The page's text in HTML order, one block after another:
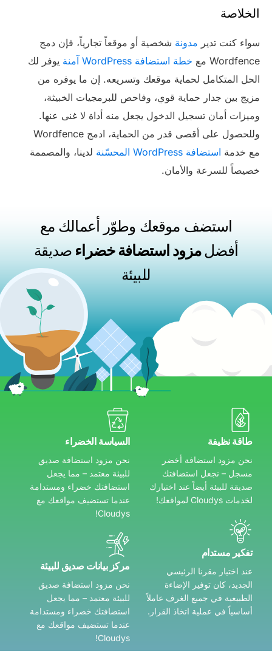
الخلاصة
سواء كنت تدير مدونة شخصية أو موقعاً تجارياً، فإن دمج
Wordfence مع
خطة استضافة WordPress آمنة
يوفر لك
الحل المتكامل لحماية موقعك وتسريعه. إن ما يوفره من
مزيج بين جدار حماية قوي، وفاحص للبرمجيات الخبيثة،
وميزات أمان تسجيل الدخول يجعل منه أداة لا غنى عنها.
وللحصول على أقصى قدر من الحماية، ادمج Wordfence
مع خدمة استضافة WordPress المحسّنة
لدينا، والمصممة
خصيصاً للسرعة والأمان.
استضف موقعك وطوّر أعمالك مع
أفضل مزود استضافة خضراء صديقة
للبيئة
طاقة نظيفة
نحن مزود استضافة أخضر
مسجل – نجعل استضافتك
صديقة للبيئة أيضاً عند اختيارك
لخدمات Cloudys لمواقعك!
تفكير مستدام
عند اختيار مقرنا الرئيسي
الجديد، كان توفير الإضاءة
الطبيعية في جميع الغرف عاملاً
أساسياً في عملية اتخاذ القرار.
السياسة الخضراء
نحن مزود استضافة صديق
للبيئة معتمد – مما يجعل
استضافتك خضراء ومستدامة
عندما تستضيف مواقعك مع
Cloudys!
مركز بيانات صديق للبيئة
نحن مزود استضافة صديق
للبيئة معتمد – مما يجعل
استضافتك خضراء ومستدامة
عندما تستضيف مواقعك مع
Cloudys!